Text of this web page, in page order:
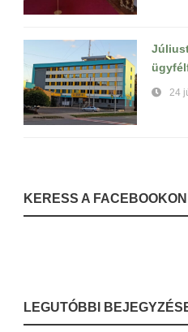
24
KERESS A FACEBOOKON
LEGUTÓBBI